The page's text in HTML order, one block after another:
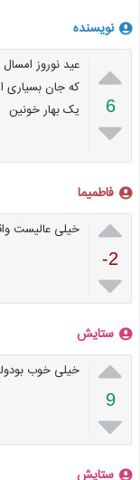
نویسنده

6

عید نوروز امسال
که جان بسیاری
یک بهار خونین
فاطمیما

-2

خیلی عالیست
ستایش

9

خیلی خوب
ستایش